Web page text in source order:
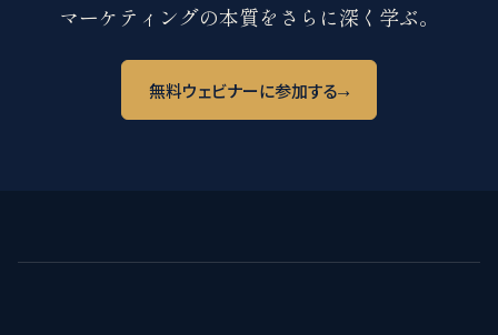
マーケティングの本質をさらに深く学ぶ。
無料ウェビナーに参加する→